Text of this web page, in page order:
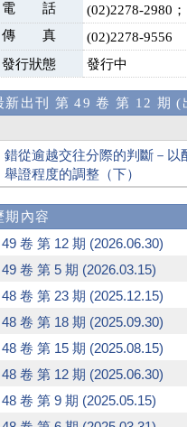
電 話
(02)2278-2980；
傳 真
(02)2278-9556
發行狀態
發行中
新出刊 第 49 卷 第 12 期
錯從逾越交往分際的判斷－
舉證程度的調整（下）
期內容
卷 第 12 期 (2026.06.30)
卷 第 5 期 (2026.03.15)
卷 第 23 期 (2025.12.15)
卷 第 18 期 (2025.09.30)
卷 第 15 期 (2025.08.15)
卷 第 12 期 (2025.06.30)
卷 第 9 期 (2025.05.15)